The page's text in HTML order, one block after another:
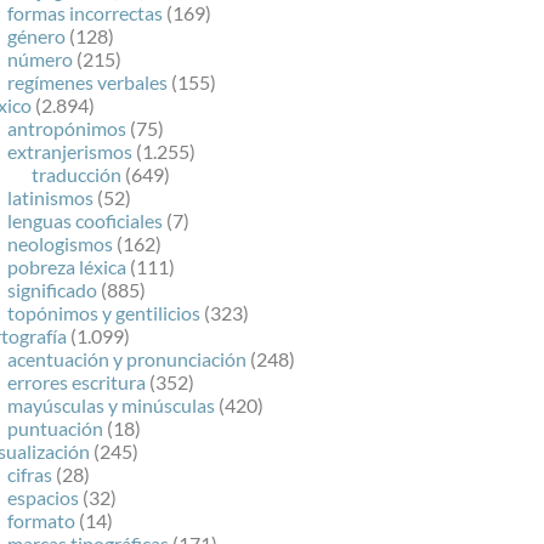
formas incorrectas (169)
género (128)
número (215)
regímenes verbales (155)
(2.894)
antropónimos (75)
extranjerismos (1.255)
traducción (649)
latinismos (52)
lenguas cooficiales (7)
neologismos (162)
pobreza léxica (111)
significado (885)
topónimos y gentilicios (323)
(1.099)
acentuación y pronunciación (248)
errores escritura (352)
mayúsculas y minúsculas (420)
puntuación (18)
(245)
cifras (28)
espacios (32)
formato (14)